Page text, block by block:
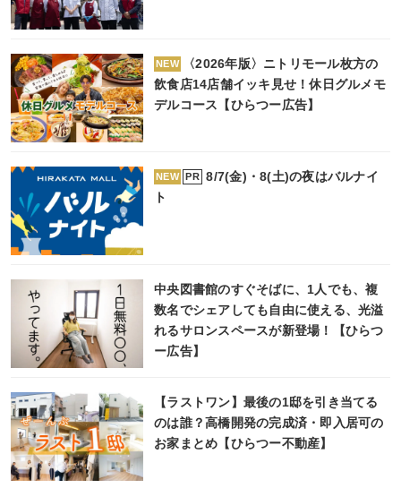
NEW
〈2026年版〉ニトリモール枚方の
飲食店14店舗イッキ見せ！休日グルメモ
デルコース【ひらつー広告】
NEW PR
8/7(金)・8(土)の夜はバルナイ
ト
中央図書館のすぐそばに、1人でも、複
数名でシェアしても自由に使える、光溢
れるサロンスペースが新登場！【ひらつ
ー広告】
【ラストワン】最後の1邸を引き当てる
のは誰？高橋開発の完成済・即入居可の
お家まとめ【ひらつー不動産】